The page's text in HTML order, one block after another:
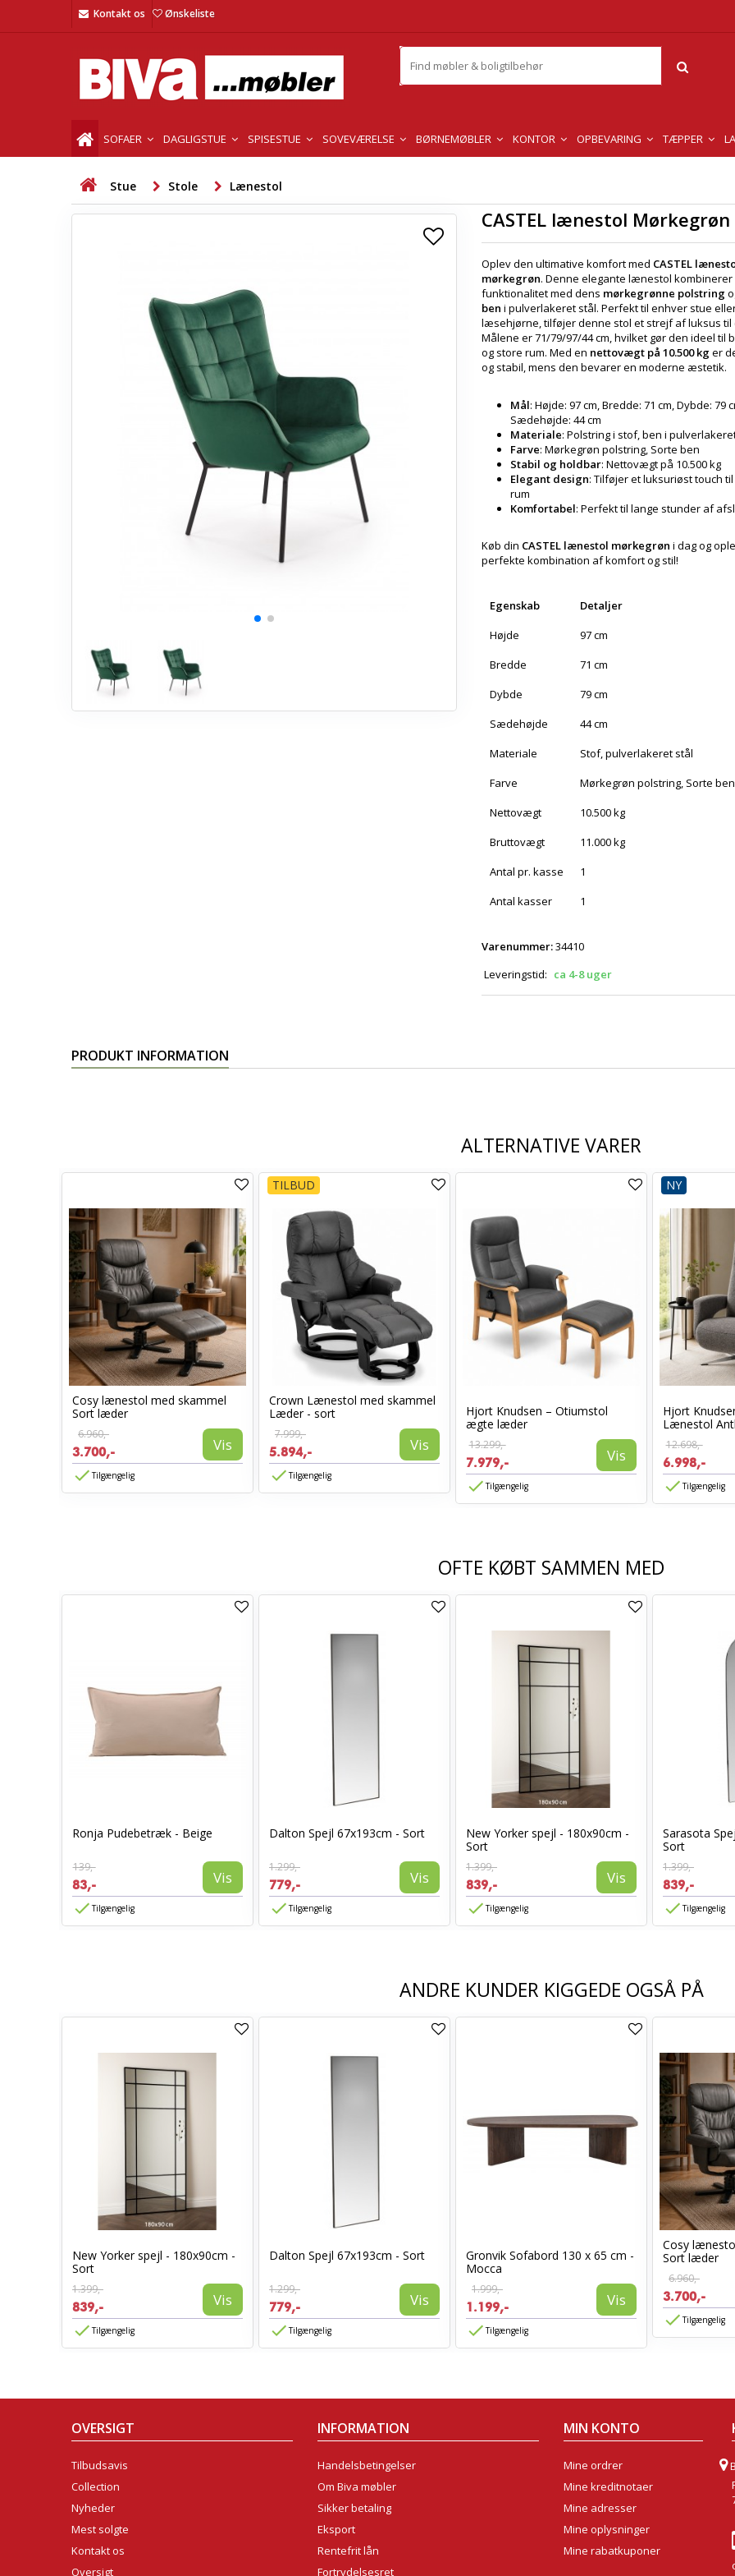
Kontakt os Ønskeliste
SOFAER DAGLIGSTUE SPISESTUE SOVEVÆRELSE BØRNEMØBLER KONTOR OPBEVARING TÆPPER
Stue Stole Lænestol
CASTEL lænestol Mørkegrøn
Oplev den ultimative komfort med CASTEL
mørkegrøn. Denne elegante lænestol kombinerer
funktionalitet med dens mørkegrønne polstring
ben i pulverlakeret stål. Perfekt til enhver stue
læsehjørne, tilføjer denne stol et strejf af luksus til
Målene er 71/79/97/44 cm, hvilket gør den ideel til
og store rum. Med en nettovægt på 10.500 kger
og stabil, mens den bevarer en moderne æstetik.
Mål: Højde: 97 cm, Bredde: 71 cm, Dybde: 79
Sædehøjde: 44 cm
Materiale: Polstring i stof, ben i
Farve: Mørkegrøn polstring, Sorte ben
Stabil og holdbar: Nettovægt på 10.500 kg
Elegant design: Tilføjer et luksuriøst touch
rum
Komfortabel: Perfekt til lange stunder af
Køb din CASTEL lænestol mørkegrøn i dag og
perfekte kombination af komfort og stil!
Egenskab
Detaljer
Højde
97 cm
Bredde
71 cm
Dybde
79 cm
Sædehøjde
44 cm
Materiale
Stof, pulverlakeret stål
Farve
Mørkegrøn polstring, Sorte ben
Nettovægt
10.500 kg
Bruttovægt
11.000 kg
Antal pr. kasse
1
Antal kasser
1
Varenummer:34410
Leveringstid: ca 4-8 uger
PRODUKT INFORMATION
ALTERNATIVE VARER
Cosy lænestol med skammel
Sort læder
6.960,-
3.700,- Vis
Tilgængelig
TILBUD
Crown Lænestol med skammel
Læder - sort
7.999,-
5.894,- Vis
Tilgængelig
Hjort Knudsen – Otiumstol
ægte læder
13.299,-
7.979,- Vis
Tilgængelig
NY
Hjort
Lænestol
12.698,-
6.998,-
Tilgængelig
OFTE KØBT SAMMEN MED
Ronja Pudebetræk - Beige
139,-
83,- Vis
Tilgængelig
Dalton Spejl 67x193cm - Sort
1.299,-
779,- Vis
Tilgængelig
New Yorker spejl - 180x90cm -
Sort
1.399,-
839,- Vis
Tilgængelig
Sarasota
Sort
1.399,-
839,-
Tilgængelig
ANDRE KUNDER KIGGEDE OGSÅ PÅ
New Yorker spejl - 180x90cm -
Sort
1.399,-
839,- Vis
Tilgængelig
Dalton Spejl 67x193cm - Sort
1.299,-
779,- Vis
Tilgængelig
Gronvik Sofabord 130 x 65 cm -
Mocca
1.999,-
1.199,- Vis
Tilgængelig
Cosy
Sort læder
6.960,-
3.700,-
Tilgængelig
OVERSIGT
Tilbudsavis
Collection
Nyheder
Mest solgte
Kontakt os
Oversigt
INFORMATION
Handelsbetingelser
Om Biva møbler
Sikker betaling
Eksport
Rentefrit lån
Fortrydelsesret
MIN KONTO
Mine ordrer
Mine kreditnotaer
Mine adresser
Mine oplysninger
Mine rabatkuponer